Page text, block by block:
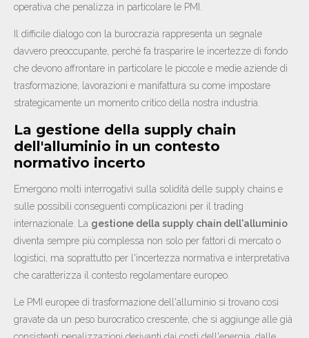
operativa che penalizza in particolare le PMI.
Il difficile dialogo con la burocrazia rappresenta un segnale
davvero preoccupante, perché fa trasparire le incertezze di fondo
che devono affrontare in particolare le piccole e medie aziende di
trasformazione, lavorazioni e manifattura su come impostare
strategicamente un momento critico della nostra industria.
La gestione della supply chain
dell'alluminio in un contesto
normativo incerto
Emergono molti interrogativi sulla solidità delle supply chains e
sulle possibili conseguenti complicazioni per il trading
internazionale. La gestione della supply chain dell'alluminio
diventa sempre più complessa non solo per fattori di mercato o
logistici, ma soprattutto per l'incertezza normativa e interpretativa
che caratterizza il contesto regolamentare europeo.
Le PMI europee di trasformazione dell'alluminio si trovano così
gravate da un peso burocratico crescente, che si aggiunge alle già